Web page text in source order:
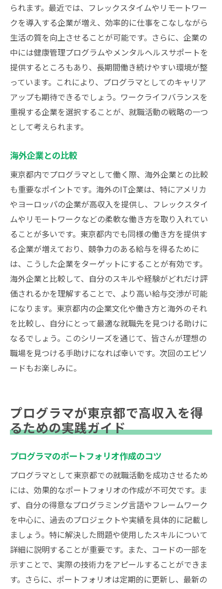
られます。最近では、フレックスタイムやリモートワー
クを導入する企業が増え、効率的に仕事をこなしながら
生活の質を向上させることが可能です。さらに、企業の
中には健康管理プログラムやメンタルヘルスサポートを
提供するところもあり、長期間働き続けやすい環境が整
っています。これにより、プログラマとしてのキャリア
アップも期待できるでしょう。ワークライフバランスを
重視する企業を選択することが、就職活動の戦略の一つ
として考えられます。
海外企業との比較
東京都内でプログラマとして働く際、海外企業との比較
も重要なポイントです。海外のIT企業は、特にアメリカ
やヨーロッパの企業が高収入を提供し、フレックスタイ
ムやリモートワークなどの柔軟な働き方を取り入れてい
ることが多いです。東京都内でも同様の働き方を提供す
る企業が増えており、競争力のある給与を得るために
は、こうした企業をターゲットにすることが有効です。
海外企業と比較して、自分のスキルや経験がどれだけ評
価されるかを理解することで、より高い給与交渉が可能
になります。東京都内の企業文化や働き方と海外のそれ
を比較し、自分にとって最適な就職先を見つける助けに
なるでしょう。このシリーズを通じて、皆さんが理想の
職場を見つける手助けになれば幸いです。次回のエピソ
ードもお楽しみに。
プログラマが東京都で高収入を得
るための実践ガイド
プログラマのポートフォリオ作成のコツ
プログラマとして東京都での就職活動を成功させるため
には、効果的なポートフォリオの作成が不可欠です。ま
ず、自分の得意なプログラミング言語やフレームワーク
を中心に、過去のプロジェクトや実績を具体的に記載し
ましょう。特に解決した問題や使用したスキルについて
詳細に説明することが重要です。また、コードの一部を
示すことで、実際の技術力をアピールすることができま
す。さらに、ポートフォリオは定期的に更新し、最新の